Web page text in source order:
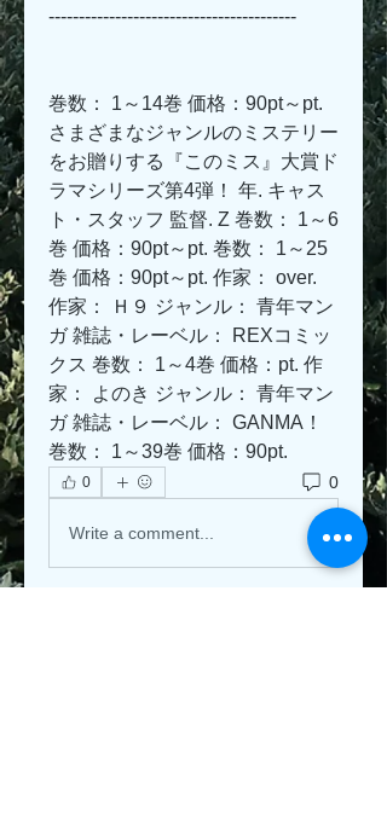
-----------------------------------------
巻数： 1～14巻 価格：90pt～pt.
さまざまなジャンルのミステリー
をお贈りする『このミス』大賞ド
ラマシリーズ第4弾！ 年. キャス
ト・スタッフ 監督. Z 巻数： 1～6
巻 価格：90pt～pt. 巻数： 1～25
巻 価格：90pt～pt. 作家： over.
作家： Ｈ９ ジャンル： 青年マン
ガ 雑誌・レーベル： REXコミッ
クス 巻数： 1～4巻 価格：pt. 作
家： よのき ジャンル： 青年マン
ガ 雑誌・レーベル： GANMA！
巻数： 1～39巻 価格：90pt.
0 0
Write a comment...